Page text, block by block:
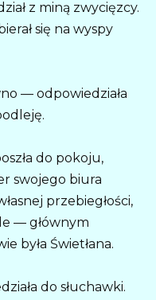
z miną zwycięzcy.
się na wyspy
— odpowiedziała
do pokoju,
swojego biura
przebiegłości,
— głównym
była Świetłana.
do słuchawki.